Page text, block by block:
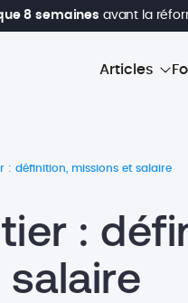
8 semaines avant la
Articles
: définition, missions et salaire
: